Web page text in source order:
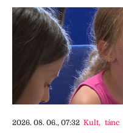
2026. 08. 06., 07:32 Kult, tánc